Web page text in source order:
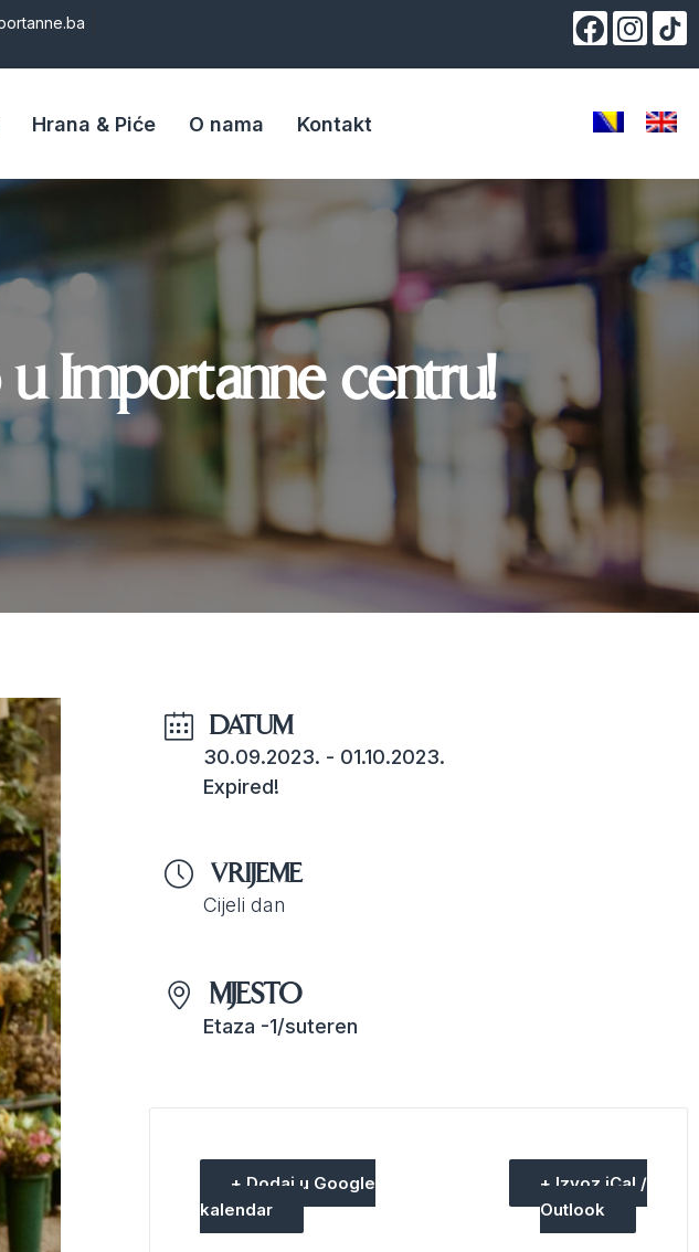
Hrana & Piće O nama Kontakt
Importanne centru!
DATUM
30.09.2023. - 01.10.2023.
Expired!
VRIJEME
Cijeli dan
MJESTO
Etaza -1/suteren
+ Dodaj u Google
kalendar
+ Izvoz iCal /
Outlook